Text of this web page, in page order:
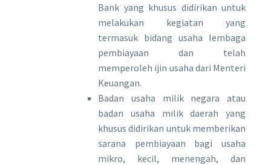
Bank yang khusus didirikan untuk
melakukan kegiatan yang
termasuk bidang usaha lembaga
pembiayaan dan telah
memperoleh ijin usaha dari Menteri
Keuangan.
Badan usaha milik negara atau
badan usaha milik daerah yang
khusus didirikan untuk memberikan
sarana pembiayaan bagi usaha
mikro, kecil, menengah, dan